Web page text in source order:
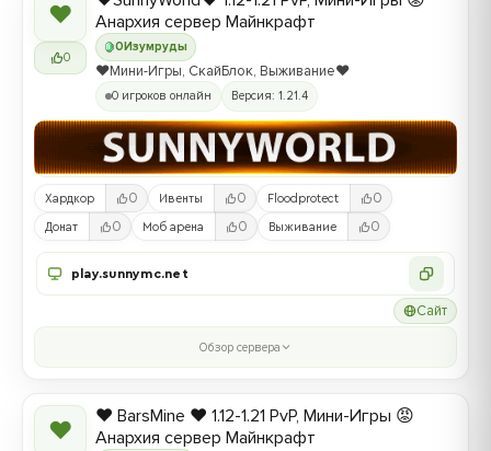
❤
0
0 Изумруды
Анархия сервер Майнкрафт
❤️Мини-Игры, СкайБлок, Выживание❤️
0 игроков онлайн Версия: 1.21.4
Хардкор 0 Ивенты 0 Floodprotect 0
Донат 0 Моб арена 0 Выживание 0
play.sunnymc.net
Сайт
Обзор сервера
❤
❤️ BarsMine ❤️ 1.12-1.21 PvP, Мини-Игры 😡
Анархия сервер Майнкрафт